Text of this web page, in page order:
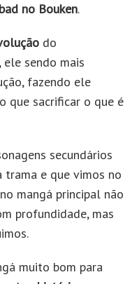
no Bouken.
do
ele sendo mais
fazendo ele
que sacrificar o que é
secundários
trama e que vimos no
mangá principal não
profundidade, mas
muito bom para